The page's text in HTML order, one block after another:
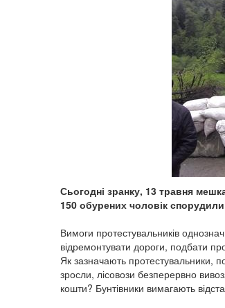
Сьогодні зранку, 13 травня
150 обурених чоловік
Вимоги протестувальників
відремонтувати дороги, подбати
Як зазначають протестувальники,
зросли, лісовози безперервно
кошти? Бунтівники вимагають